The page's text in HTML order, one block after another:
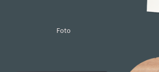
Foto